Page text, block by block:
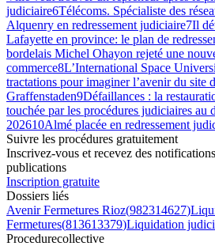
judiciaire6Télécoms. Spécialiste des
Alquenry en redressement judiciaire7Il
Lafayette en province: le plan de
bordelais Michel Ohayon rejeté une
commerce8L’International Space
tractations pour imaginer l’avenir du site
Graffenstaden9Défaillances : la
touchée par les procédures judiciaires au
202610Almé placée en redressement
Suivre les procédures gratuitement
Inscrivez-vous et recevez des
publications
Inscription gratuite
Dossiers liés
Avenir Fermetures Rioz(982314627)
Fermetures(813613379)Liquidation
Procedurecollective